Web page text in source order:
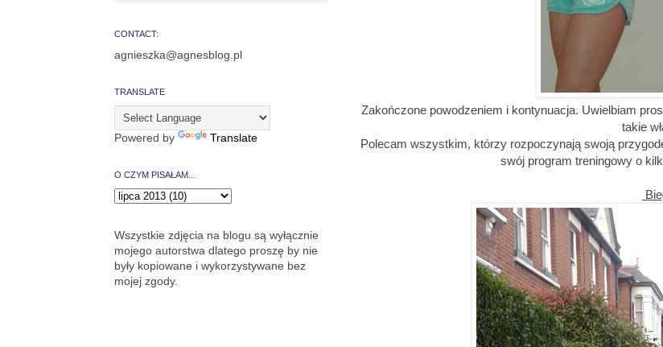
Zakończone powodzeniem i kontynuacja. Uwielbiam
takie
Polecam wszystkim, którzy rozpoczynają swoją
swój program treningowy o
CONTACT:
agnieszka@agnesblog.pl
TRANSLATE
Powered by Translate
O CZYM PISAŁAM...
Wszystkie zdjęcia na blogu są wyłącznie
mojego autorstwa dlatego proszę by nie
były kopiowane i wykorzystywane bez
mojej zgody.